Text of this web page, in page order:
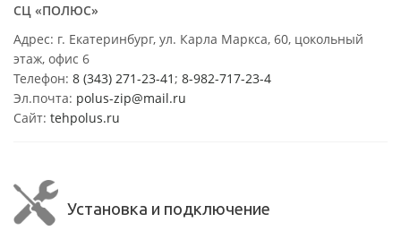
СЦ «ПОЛЮС»
Адрес: г. Екатеринбург, ул. Карла Маркса, 60, цокольный
этаж, офис 6
Телефон: 8 (343) 271-23-41 ; 8-982-717-23-4
Эл.почта: polus-zip@mail.ru
Сайт: tehpolus.ru
Установка и подключение